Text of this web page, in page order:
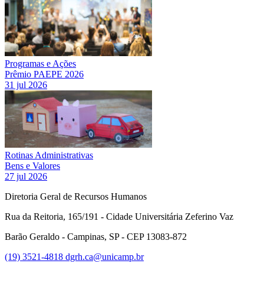
Programas e Ações
Prêmio PAEPE 2026
31 jul 2026
Rotinas Administrativas
Bens e Valores
27 jul 2026
Diretoria Geral de Recursos Humanos
Rua da Reitoria, 165/191 - Cidade Universitária Zeferino Vaz
Barão Geraldo - Campinas, SP - CEP 13083-872
(19) 3521-4818 dgrh.ca@unicamp.br